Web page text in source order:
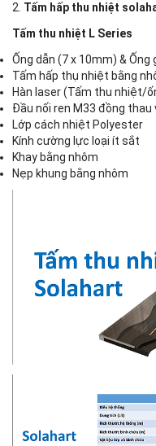
2. Tấm hấp thu nhiệt
Tấm thu nhiệt L Series
Ống dẫn (7 x 10mm) & Ống
Tấm hấp thụ nhiệt bằng
Hàn laser (Tấm thu nhiệt/
Đầu nối ren M33 đồng thau
Lớp cách nhiệt Polyester
Kính cường lực loại ít sắt
Khay bằng nhôm
Nẹp khung bằng nhôm